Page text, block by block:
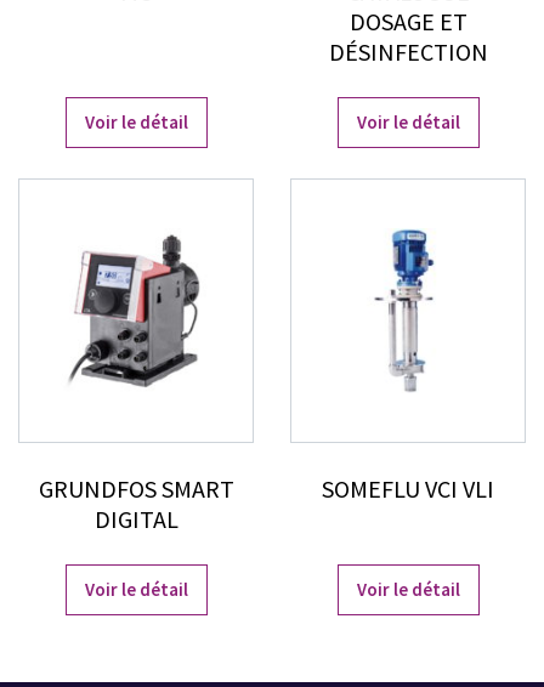
Voir le détail
DOSAGE ET
DÉSINFECTION
Voir le détail
GRUNDFOS SMART
DIGITAL
Voir le détail
SOMEFLU VCI VLI
Voir le détail